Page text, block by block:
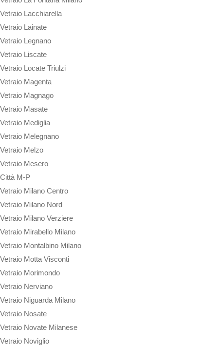
Vetraio Lacchiarella
Vetraio Lainate
Vetraio Legnano
Vetraio Liscate
Vetraio Locate Triulzi
Vetraio Magenta
Vetraio Magnago
Vetraio Masate
Vetraio Mediglia
Vetraio Melegnano
Vetraio Melzo
Vetraio Mesero
Città M-P
Vetraio Milano Centro
Vetraio Milano Nord
Vetraio Milano Verziere
Vetraio Mirabello Milano
Vetraio Montalbino Milano
Vetraio Motta Visconti
Vetraio Morimondo
Vetraio Nerviano
Vetraio Niguarda Milano
Vetraio Nosate
Vetraio Novate Milanese
Vetraio Noviglio